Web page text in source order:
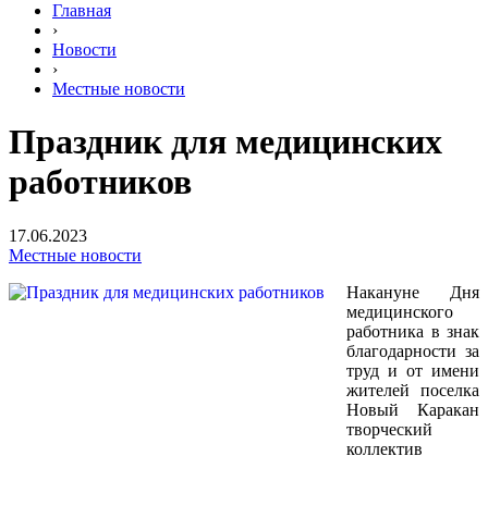
Главная
›
Новости
›
Местные новости
Праздник для медицинских
работников
17.06.2023
Местные новости
Накануне Дня
медицинского
работника в знак
благодарности за
труд и от имени
жителей поселка
Новый Каракан
творческий
коллектив